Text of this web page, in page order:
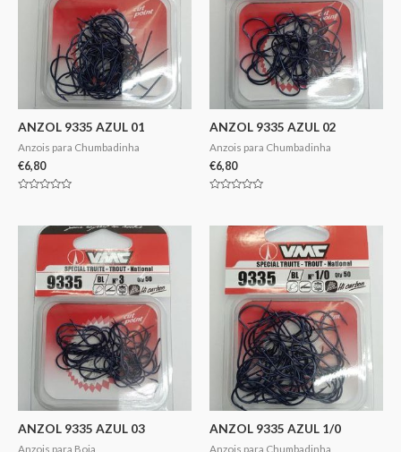
ANZOL 9335 AZUL 01
Anzois para Chumbadinha
€6,80
5
ANZOL 9335 AZUL 02
Anzois para Chumbadinha
€6,80
5
ANZOL 9335 AZUL 03
Anzois para Boia
ANZOL 9335 AZUL 1/0
Anzois para Chumbadinha